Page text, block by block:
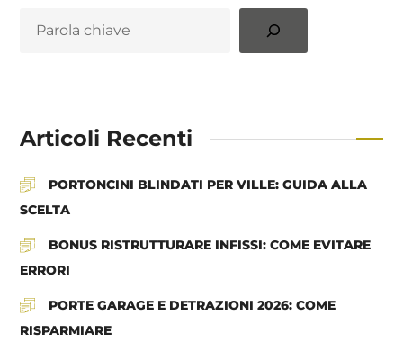
Articoli Recenti
PORTONCINI BLINDATI PER VILLE: GUIDA ALLA
SCELTA
BONUS RISTRUTTURARE INFISSI: COME EVITARE
ERRORI
PORTE GARAGE E DETRAZIONI 2026: COME
RISPARMIARE